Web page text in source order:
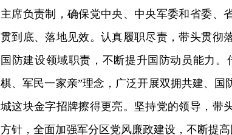
主席负责制，确保党中央、中央军委和省委、
贯到底、落地见效。认真履职尽责，带头贯彻
国防建设领域职责，不断提升国防动员能力
棋、军民一家亲”理念，广泛开展双拥共建、
城这块金字招牌擦得更亮。坚持党的领导，带
方针，全面加强军分区党风廉政建设，不断提高